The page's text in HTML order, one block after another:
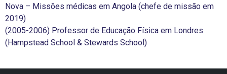
Nova – Missões médicas em Angola (chefe de missão em
2019)
(2005-2006) Professor de Educação Física em Londres
(Hampstead School & Stewards School)